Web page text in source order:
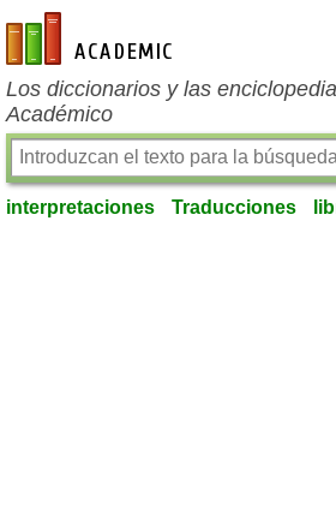
es-academic.com
Los diccionarios y las
Académico
interpretaciones Traducciones